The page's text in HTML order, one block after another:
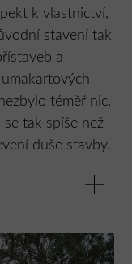
k vlastnictví,
stavení tak
a
téměř nic.
tak spíše než
duše stavby.
strmé
na nízkém